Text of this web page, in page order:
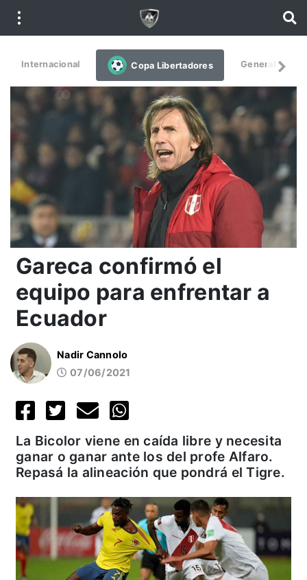
Internacional Copa Libertadores General
Gareca confirmó el
equipo para enfrentar a
Ecuador
Nadir Cannolo
07/06/2021
La Bicolor viene en caída libre y necesita
ganar o ganar ante los del profe Alfaro.
Repasá la alineación que pondrá el Tigre.